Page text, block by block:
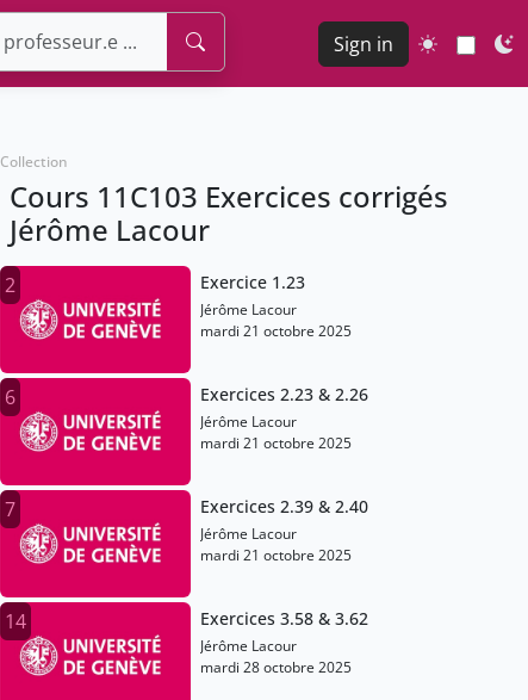
Sign in
Collection
Cours 11C103 Exercices corrigés
Jérôme Lacour
2 Exercice 1.23
Jérôme Lacour
mardi 21 octobre 2025
6 Exercices 2.23 & 2.26
Jérôme Lacour
mardi 21 octobre 2025
7 Exercices 2.39 & 2.40
Jérôme Lacour
mardi 21 octobre 2025
14 Exercices 3.58 & 3.62
Jérôme Lacour
mardi 28 octobre 2025